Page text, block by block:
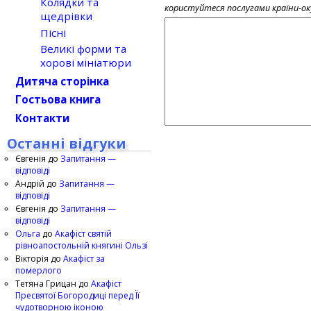
користуйтеся послугами країни-
щедрівки
Пісні
Великі форми та
хорові мініатюри
Дитяча сторінка
Гостьова книга
Контакти
Останні відгуки
Євгенія до Запитання —
відповіді
Андрій до Запитання —
відповіді
Євгенія до Запитання —
відповіді
Ольга до Акафіст святій
рівноапостольній княгині Ользі
Вікторія до Акафіст за
померлого
Тетяна Грицан до Акафіст
Пресвятої Богородиці перед Її
чудотворною іконою